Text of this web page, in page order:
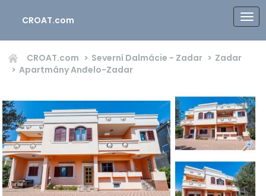
CROAT.com
CROAT.com Severní Dalmácie - Zadar
Zadar
Apartmány Anđelo-Zadar